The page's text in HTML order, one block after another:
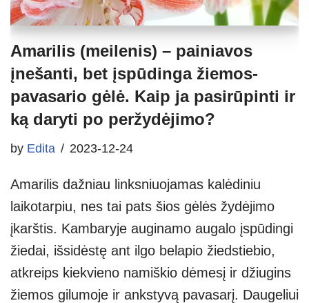
Amarilis (meilenis) – painiavos
įnešanti, bet įspūdinga žiemos-
pavasario gėlė. Kaip ja pasirūpinti ir
ką daryti po peržydėjimo?
by Edita 2023-12-24
Amarilis dažniau linksniuojamas kalėdiniu
laikotarpiu, nes tai pats šios gėlės žydėjimo
įkarštis. Kambaryje auginamo augalo įspūdingi
žiedai, išsidėstę ant ilgo belapio žiedstiebio,
atkreips kiekvieno namiškio dėmesį ir džiugins
žiemos gilumoje ir ankstyvą pavasarį. Daugeliui